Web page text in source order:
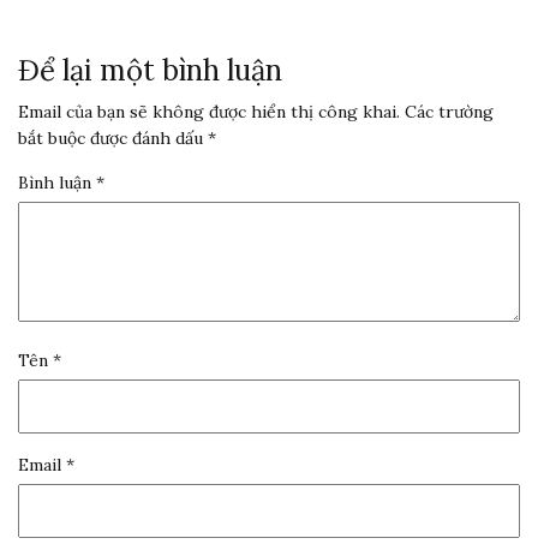
Để lại một bình luận
Email của bạn sẽ không được hiển thị công khai. Các trường
bắt buộc được đánh dấu *
Bình luận *
Tên *
Email *